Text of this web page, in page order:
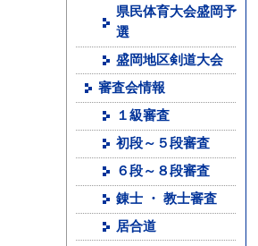
県民体育大会盛岡予
選
盛岡地区剣道大会
審査会情報
１級審査
初段～５段審査
６段～８段審査
錬士 ・ 教士審査
居合道